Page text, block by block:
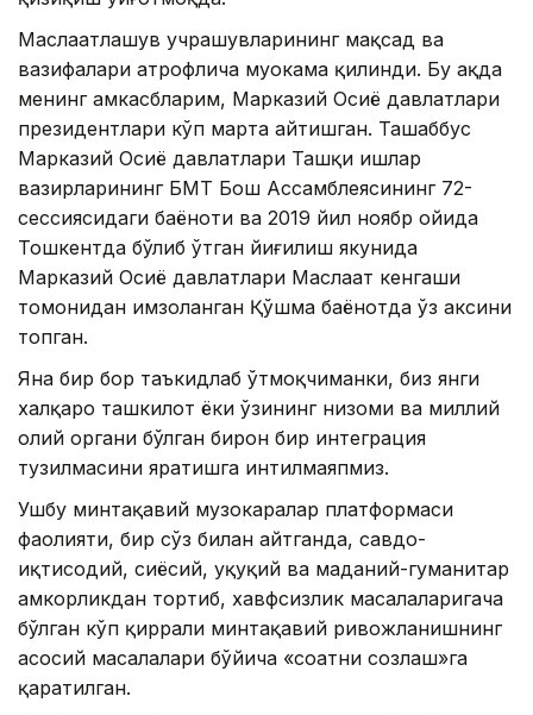
Маслаҳатлашув учрашувларининг мақсад ва
вазифалари атрофлича муҳокама қилинди. Бу ҳақда
менинг ҳамкасбларим, Марказий Осиё давлатлари
президентлари кўп марта айтишган. Ташаббус
Марказий Осиё давлатлари Ташқи ишлар
вазирларининг БМТ Бош Ассамблеясининг 72-
сессиясидаги баёноти ва 2019 йил ноябр ойида
Тошкентда бўлиб ўтган йиғилиш якунида
Марказий Осиё давлатлари Маслаҳат кенгаши
томонидан имзоланган Қўшма баёнотда ўз аксини
топган.
Яна бир бор таъкидлаб ўтмоқчиманки, биз янги
халқаро ташкилот ёки ўзининг низоми ва миллий
олий органи бўлган бирон бир интеграция
тузилмасини яратишга интилмаяпмиз.
Ушбу минтақавий музокаралар платформаси
фаолияти, бир сўз билан айтганда, савдо-
иқтисодий, сиёсий, ҳуқуқий ва маданий-гуманитар
ҳамкорликдан тортиб, хавфсизлик масалаларигача
бўлган кўп қиррали минтақавий ривожланишнинг
асосий масалалари бўйича «соатни созлаш»га
қаратилган.